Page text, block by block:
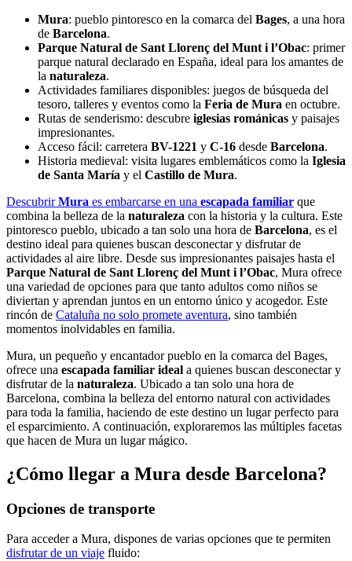
Mura: pueblo pintoresco en la comarca del Bages, a una hora
de Barcelona.
Parque Natural de Sant Llorenç del Munt i l’Obac: primer
parque natural declarado en España, ideal para los amantes de
la naturaleza.
Actividades familiares disponibles: juegos de búsqueda del
tesoro, talleres y eventos como la Feria de Mura en octubre.
Rutas de senderismo: descubre iglesias románicas y paisajes
impresionantes.
Acceso fácil: carretera BV-1221 y C-16 desde Barcelona.
Historia medieval: visita lugares emblemáticos como la Iglesia
de Santa María y el Castillo de Mura.
DescubrirMura es embarcarse en una escapada familiar que
combina la belleza de la naturaleza con la historia y la cultura. Este
pintoresco pueblo, ubicado a tan solo una hora de Barcelona, es el
destino ideal para quienes buscan desconectar y disfrutar de
actividades al aire libre. Desde sus impresionantes paisajes hasta el
Parque Natural de Sant Llorenç del Munt i l’Obac, Mura ofrece
una variedad de opciones para que tanto adultos como niños se
diviertan y aprendan juntos en un entorno único y acogedor. Este
rincón de Cataluña no solo promete aventura, sino también
momentos inolvidables en familia.
Mura, un pequeño y encantador pueblo en la comarca del Bages,
ofrece una escapada familiar ideal a quienes buscan desconectar y
disfrutar de la naturaleza. Ubicado a tan solo una hora de
Barcelona, combina la belleza del entorno natural con actividades
para toda la familia, haciendo de este destino un lugar perfecto para
el esparcimiento. A continuación, exploraremos las múltiples facetas
que hacen de Mura un lugar mágico.
¿Cómo llegar a Mura desde Barcelona?
Opciones de transporte
Para acceder a Mura, dispones de varias opciones que te permiten
disfrutar de un viaje fluido: